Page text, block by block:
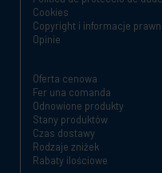
Cookies
Copyright i informacje
Opinie
Oferta cenowa
Fer una comanda
Odnowione produkty
Stany produktów
Czas dostawy
Rodzaje zniżek
Rabaty ilościowe